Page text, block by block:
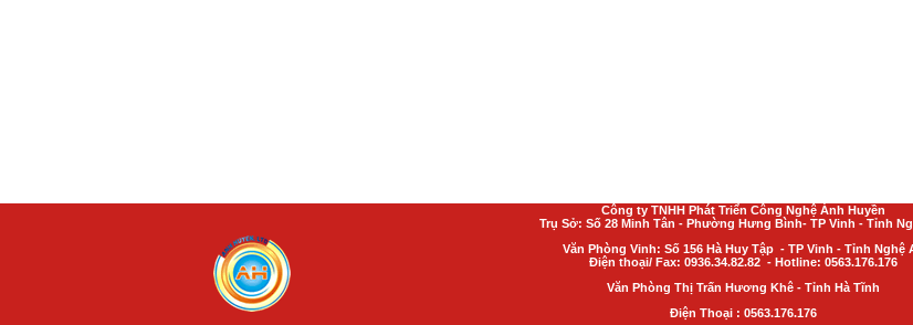
Công ty TNHH Phát Triển Công Nghệ Ánh Huyền
Trụ Sở: Số 28 Minh Tân - Phường Hưng Bình- TP Vinh - Tỉnh
Văn Phòng Vinh: Số 156 Hà Huy Tập - TP Vinh - Tỉnh Nghệ
Điện thoại/ Fax: 0936.34.82.82 - Hotline: 0563.176.176
Văn Phòng Thị Trấn Hương Khê - Tỉnh Hà Tĩnh
Điện Thoại : 0563.176.176